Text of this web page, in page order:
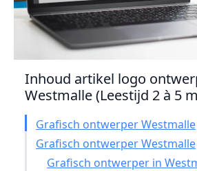
Inhoud artikel logo
Westmalle (Leestijd 2 à 5
Grafisch ontwerper Westmalle
Grafisch ontwerper Westmalle
Grafisch ontwerper in